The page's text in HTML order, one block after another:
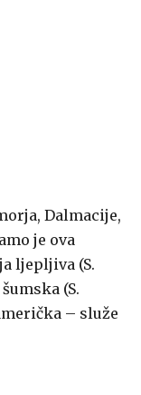
Dalmacije,
je ova
ljepljiva (S.
(S.
– služe